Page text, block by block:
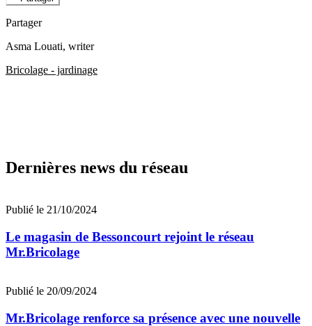
Partager
Asma Louati, writer
Bricolage - jardinage
Dernières news du réseau
Publié le 21/10/2024
Le magasin de Bessoncourt rejoint le réseau
Mr.Bricolage
Publié le 20/09/2024
Mr.Bricolage renforce sa présence avec une nouvelle